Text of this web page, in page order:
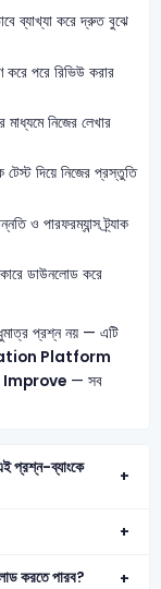
ব্যাখ্যা করে দ্রুত বুঝে
পরে রিভিউ করার
মাধ্যমে নিজের লেখার
দিয়ে নিজের প্রস্তুতি
ও পারফরম্যান্স ট্র্যাক
ডাউনলোড করে
প্রশ্ন নয় — এটি
Platform
Improve— সব
করতে পারব?